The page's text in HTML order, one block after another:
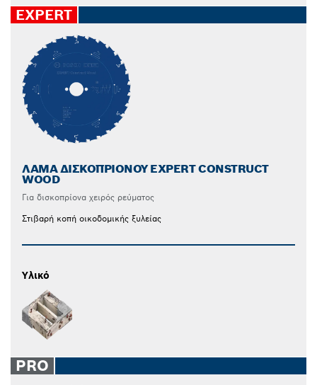
EXPERT
ΛΆΜΑ ΔΙΣΚΟΠΡΊΟΝΟΥ EXPERT CONSTRUCT
WOOD
Για δισκοπρίονα χειρός ρεύματος
Στιβαρή κοπή οικοδομικής ξυλείας
Υλικό
PRO